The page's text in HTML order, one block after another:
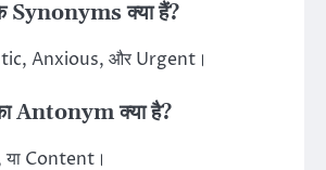
क्या हैं?
Anxious, और Urgent।
Antonym क्या है?
Content।